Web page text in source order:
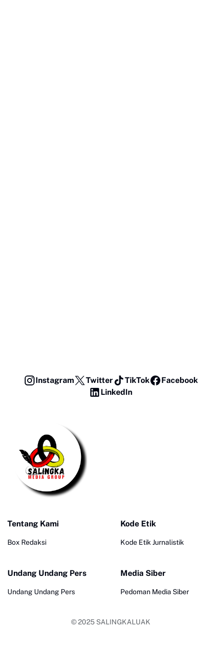
Instagram Twitter TikTok
Facebook
LinkedIn
Tentang Kami
Box Redaksi
Kode Etik
Kode Etik Jurnalistik
Undang Undang Pers
Undang Undang Pers
Media Siber
Pedoman Media Siber
© 2025 SALINGKALUAK